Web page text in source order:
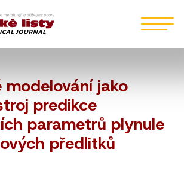
modelování jako
predikce
parametrů plynule
předlitků